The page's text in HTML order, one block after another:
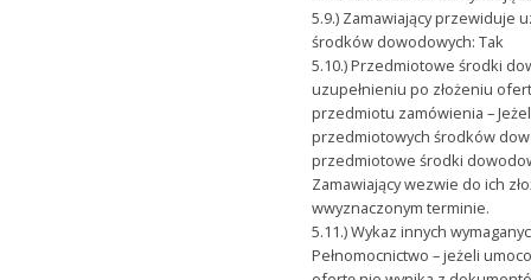
5.9.) Zamawiający przewiduje
środków dowodowych: Tak
5.10.) Przedmiotowe środki
uzupełnieniu po złożeniu
przedmiotu zamówienia –
przedmiotowych środków
przedmiotowe środki
Zamawiający wezwie do ich
wwyznaczonym terminie.
5.11.) Wykaz innych
Pełnomocnictwo – jeżeli